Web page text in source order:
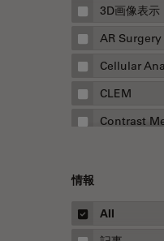
3D画像表示
AR Surgery
Cellular
CLEM
Contrast
FLIM（蛍光
微鏡法）
情報
All